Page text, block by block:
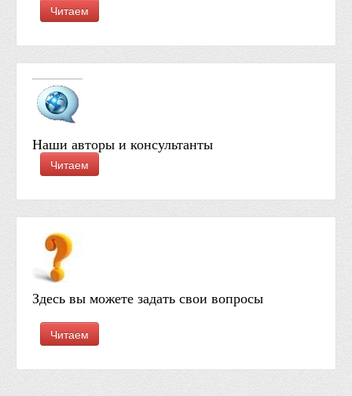
Читаем
Наши авторы и консультанты
Читаем
Здесь вы можете задать свои вопросы
Читаем